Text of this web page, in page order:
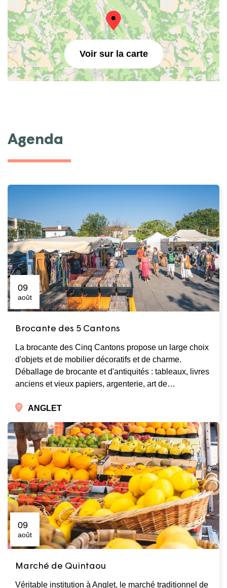
Voir sur la carte
Agenda
09
août
Brocante des 5 Cantons
La brocante des Cinq Cantons propose un large choix
d'objets et de mobilier décoratifs et de charme.
Déballage de brocante et d'antiquités : tableaux, livres
anciens et vieux papiers, argenterie, art de…
ANGLET
09
août
Marché de Quintaou
Véritable institution à Anglet, le marché traditionnel de